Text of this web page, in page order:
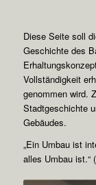
Diese Seite soll
Geschichte des
Vollständigkeit
genommen wird.
Stadtgeschichte
Gebäudes.
„Ein Umbau ist
alles Umbau ist.“